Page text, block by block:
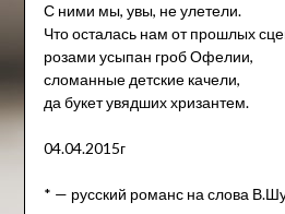
С ними мы, увы, не улетели.
Что осталась нам от прошлых
розами усыпан гроб Офелии,
сломанные детские качели,
да букет увядших хризантем.
04.04.2015г
* — русский романс на слова